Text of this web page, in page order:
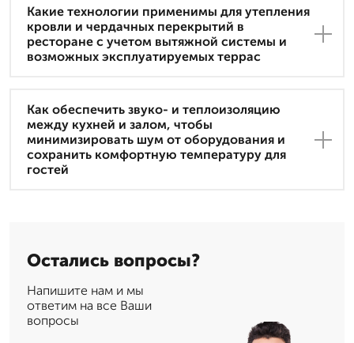
Какие технологии применимы для утепления
кровли и чердачных перекрытий в
ресторане с учетом вытяжной системы и
возможных эксплуатируемых террас
Как обеспечить звуко- и теплоизоляцию
между кухней и залом, чтобы
минимизировать шум от оборудования и
сохранить комфортную температуру для
гостей
Остались вопросы?
Напишите нам и мы
ответим на все Ваши
вопросы